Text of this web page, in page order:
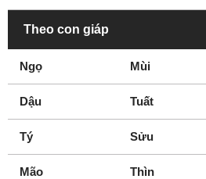
Theo con giáp
Ngọ Mùi
Dậu Tuất
Tý Sửu
Mão Thìn